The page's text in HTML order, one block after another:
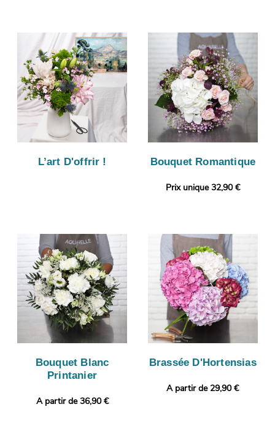
L’art D'offrir ! Bouquet Romantique
Prix unique 32,90 €
Bouquet Blanc
Printanier
A partir de 36,90 €
Brassée D'Hortensias
A partir de 29,90 €